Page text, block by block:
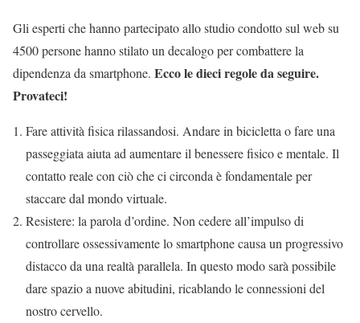
Gli esperti che hanno partecipato allo studio condotto sul web su
4500 persone hanno stilato un decalogo per combattere la
dipendenza da smartphone. Ecco le dieci regole da seguire.
Provateci!
Fare attività fisica rilassandosi. Andare in bicicletta o fare una
passeggiata aiuta ad aumentare il benessere fisico e mentale. Il
contatto reale con ciò che ci circonda è fondamentale per
staccare dal mondo virtuale.
Resistere: la parola d’ordine. Non cedere all’impulso di
controllare ossessivamente lo smartphone causa un progressivo
distacco da una realtà parallela. In questo modo sarà possibile
dare spazio a nuove abitudini, ricablando le connessioni del
nostro cervello.